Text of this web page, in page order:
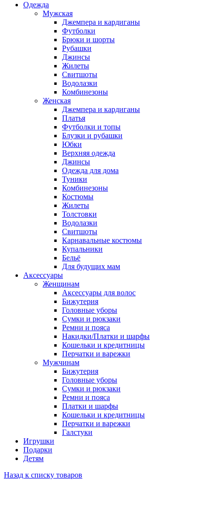
Одежда
Мужская
Джемпера и кардиганы
Футболки
Брюки и шорты
Рубашки
Джинсы
Жилеты
Свитшоты
Водолазки
Комбинезоны
Женская
Джемпера и кардиганы
Платья
Футболки и топы
Блузки и рубашки
Юбки
Верхняя одежда
Джинсы
Одежда для дома
Туники
Комбинезоны
Костюмы
Жилеты
Толстовки
Водолазки
Свитшоты
Карнавальные костюмы
Купальники
Бельё
Для будущих мам
Аксессуары
Женщинам
Аксессуары для волос
Бижутерия
Головные уборы
Сумки и рюкзаки
Ремни и пояса
Накидки/Платки и шарфы
Кошельки и кредитницы
Перчатки и варежки
Мужчинам
Бижутерия
Головные уборы
Сумки и рюкзаки
Ремни и пояса
Платки и шарфы
Кошельки и кредитницы
Перчатки и варежки
Галстуки
Игрушки
Подарки
Детям
Назад к списку товаров